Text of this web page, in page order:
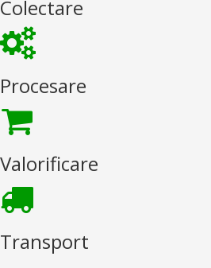
Colectare
Procesare
Valorificare
Transport